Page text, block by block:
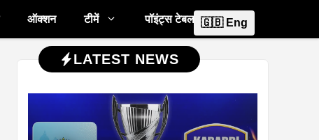
ऑक्शन टीमें पॉइंट्स टेबल 🇬🇧 Eng
LATEST NEWS